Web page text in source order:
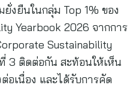
งยืนในกลุ่ม Top 1% ของ
Yearbook 2026 จากการ
Sustainability
3 ติดต่อกัน สะท้อนให้เห็น
อเนื่อง และได้รับการคัด